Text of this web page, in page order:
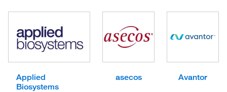
Applied
Biosystems
asecos Avantor